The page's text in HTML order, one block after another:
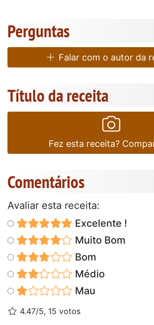
Perguntas
Falar com o autor da
Título da receita
Fez esta receita?
Comentários
Avaliar esta receita:
Excelente !
Muito Bom
Bom
Médio
Mau
4.47/5, 15 votos